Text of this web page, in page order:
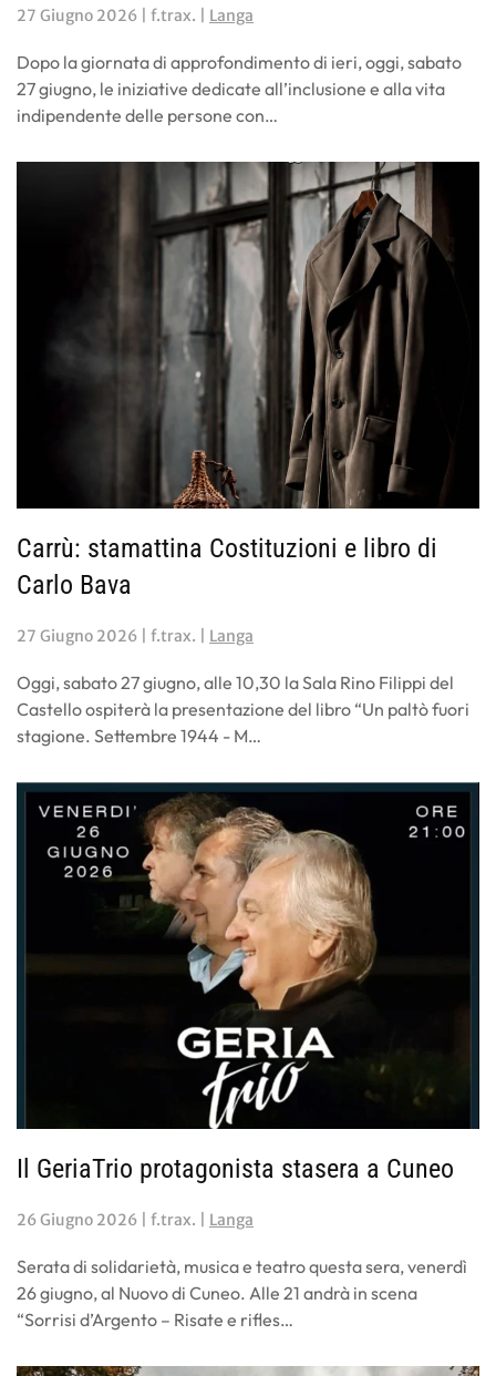
27 Giugno 2026 | f.trax. | Langa
Dopo la giornata di approfondimento di ieri, oggi, sabato
27 giugno, le iniziative dedicate all’inclusione e alla vita
indipendente delle persone con…
Carrù: stamattina Costituzioni e libro di
Carlo Bava
27 Giugno 2026 | f.trax. | Langa
Oggi, sabato 27 giugno, alle 10,30 la Sala Rino Filippi del
Castello ospiterà la presentazione del libro “Un paltò fuori
stagione. Settembre 1944 - M…
Il GeriaTrio protagonista stasera a Cuneo
26 Giugno 2026 | f.trax. | Langa
Serata di solidarietà, musica e teatro questa sera, venerdì
26 giugno, al Nuovo di Cuneo. Alle 21 andrà in scena
“Sorrisi d’Argento – Risate e rifles…